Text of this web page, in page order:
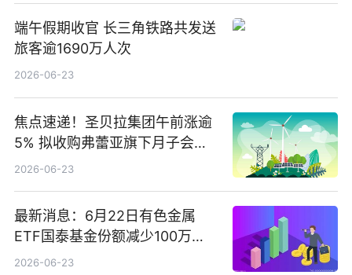
端午假期收官 长三角铁路共发送
旅客逾1690万人次
2026-06-23
焦点速递！圣贝拉集团午前涨逾
5% 拟收购弗蕾亚旗下月子会所
业务少数股权
2026-06-23
最新消息：6月22日有色金属
ETF国泰基金份额减少100万
份，重仓股紫金矿业、洛阳钼
2026-06-23